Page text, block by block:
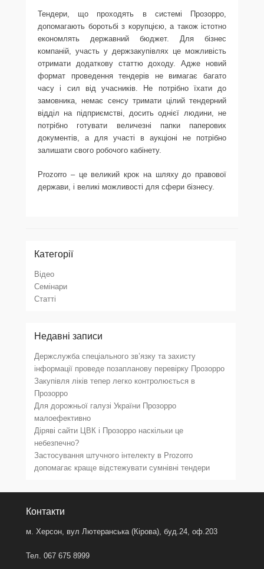
Тендери, що проходять в системі Прозорро,
допомагають боротьбі з корупцією, а також істотно
економлять державний бюджет. Для бізнес
компаній, участь у держзакупівлях це можливість
отримати додаткову статтю доходу. Адже новий
формат проведення тендерів не вимагає багато
часу і сил від учасників. Не потрібно їхати до
замовника, немає сенсу тримати цілий тендерний
відділ на підприємстві, досить однієї людини, не
потрібно готувати величезні папки паперових
документів, а для участі в аукціоні не потрібно
залишати свого робочого кабінету.
Prozorro – це великий крок на шляху до правової
держави, і великі можливості для сфери бізнесу.
Категорії
Відео
Семінари
Статті
Недавні записи
Держслужба спеціального зв’язку та захисту
інформації проведе позапланову перевірку Прозорро
Закупівля ліків тепер легко контролюється в
Прозорро
Для дорожньої галузі України Прозорро
малоефективно
Діряві сайти ЦВК і Прозорро наскільки це
небезпечно?
Застосування штучного інтелекту в Prozorro
допомагає краще відстежувати сумнівні тендери
Контакти
м. Херсон, вул Лютеранська (Кірова), буд.24, оф.203
Тел. 067 675 8999